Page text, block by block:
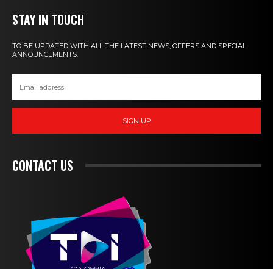
STAY IN TOUCH
TO BE UPDATED WITH ALL THE LATEST NEWS, OFFERS AND SPECIAL
ANNOUNCEMENTS.
SIGN UP
CONTACT US